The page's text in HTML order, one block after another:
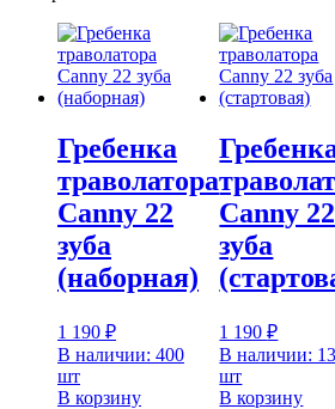
Гребенка
траволатора
Canny 22
зуба
(наборная)
1 190 ₽
В наличии: 400
шт
В корзину
Canny 22
зуба
1 190₽
В наличии:
шт
В корзину